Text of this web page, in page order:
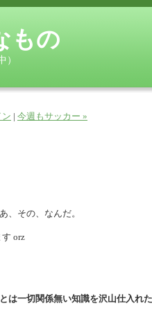
もの
）
ン | 今週もサッカー »
、その、なんだ。
orz
は一切関係無い知識を沢山仕入れ